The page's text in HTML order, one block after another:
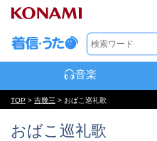
音楽
TOP > 吉幾三 > おばこ巡礼歌
おばこ巡礼歌